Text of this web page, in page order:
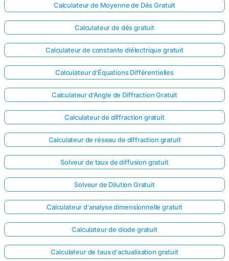
Calculateur de Moyenne de Dés Gratuit
Calculateur de dés gratuit
Calculateur de constante diélectrique gratuit
Calculateur d'Équations Différentielles
Calculateur d'Angle de Diffraction Gratuit
Calculateur de diffraction gratuit
Calculateur de réseau de diffraction gratuit
Solveur de taux de diffusion gratuit
Solveur de Dilution Gratuit
Calculateur d'analyse dimensionnelle gratuit
Calculateur de diode gratuit
Calculateur de taux d'actualisation gratuit